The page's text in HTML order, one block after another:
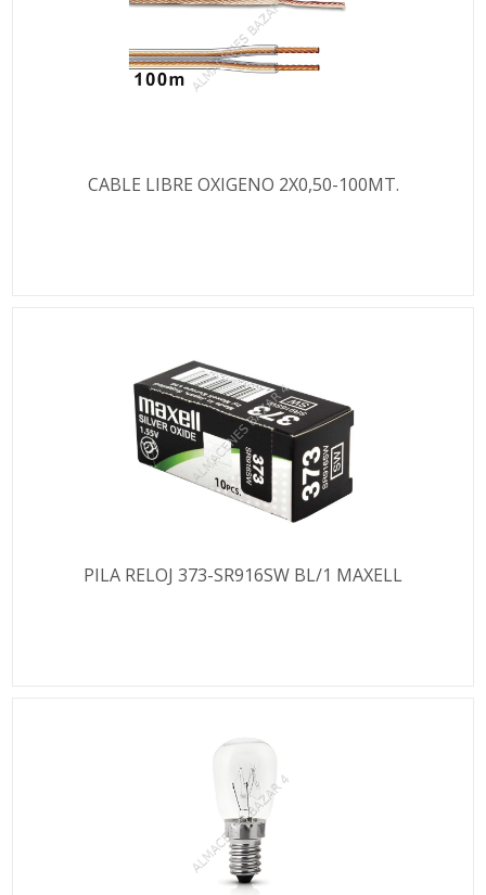
CABLE LIBRE OXIGENO 2X0,50-100MT.
PILA RELOJ 373-SR916SW BL/1 MAXELL